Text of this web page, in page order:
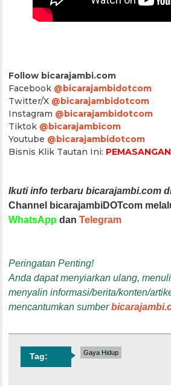
Follow bicarajambi.com
Facebook @bicarajambidotcom
Twitter/X @bicarajambidotcom
Instagram @bicarajambidotcom
Tiktok @bicarajambicom
Youtube @bicarajambidotcom
Bisnis Klik Tautan Ini:
Ikuti info terbaru bicarajambi.com
Channel bicarajambiDOTcom
WhatsApp danTelegram
Peringatan Penting!
Anda dapat menyiarkan ulang,
menyalin informasi/berita/konten/
mencantumkan sumber
Tag: Gaya Hidup